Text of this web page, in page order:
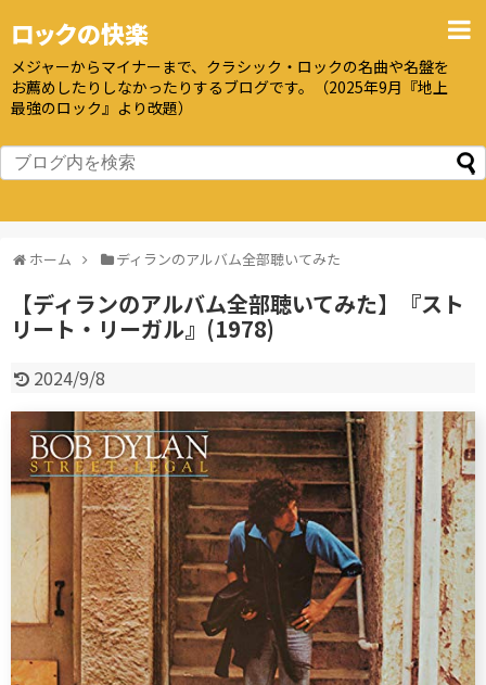
ロックの快楽
メジャーからマイナーまで、クラシック・ロックの名曲や名盤を
お薦めしたりしなかったりするブログです。（2025年9月『地上
最強のロック』より改題）
ホーム ディランのアルバム全部聴いてみた
【ディランのアルバム全部聴いてみた】『スト
リート・リーガル』(1978)
2024/9/8